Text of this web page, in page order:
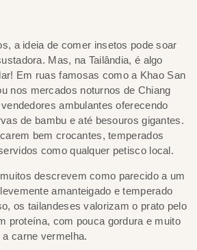
a ideia de comer insetos pode soar
Mas, na Tailândia, é algo
Em ruas famosas como a Khao San
nos mercados noturnos de Chiang
ambulantes oferecendo
de bambu e até besouros gigantes.
bem crocantes, temperados
como qualquer petisco local.
descrevem como parecido a um
amanteigado e temperado
os tailandeses valorizam o prato pelo
proteína, com pouca gordura e muito
carne vermelha.